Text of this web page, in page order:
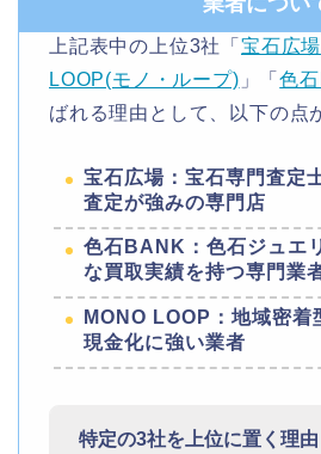
上記表中の上位3社「 宝石広場
LOOP(モノ・ループ) 」「色
ばれる理由として、以下の点
宝石広場：宝石専門査定
査定が強みの専門店
色石BANK：色石ジュエ
な買取実績を持つ専門業
MONO LOOP：地域密着
現金化に強い業者
特定の3社を上位に置く理由